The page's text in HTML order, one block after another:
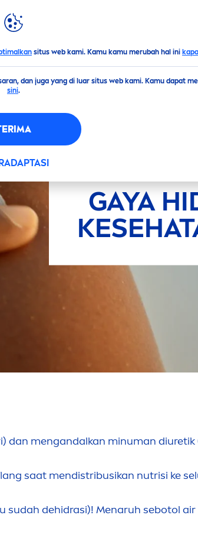
situs web kami. Kamu kamu merubah hal ini
dan juga yang di luar situs web kami. Kamu dapat
sini.
GAYA
dan mengandalkan minuman
saat mendistribusikan nutrisi ke
sudah dehidrasi)! Menaruh sebotol